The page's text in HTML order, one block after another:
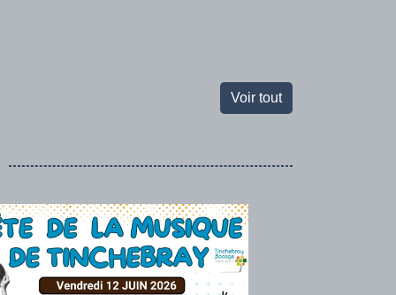
Voir tout